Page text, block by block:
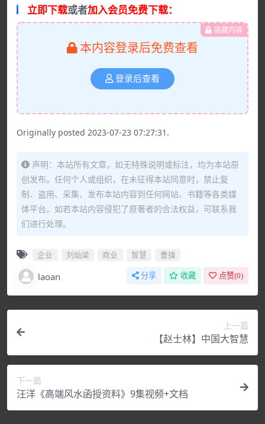
立即下载或者加入会员免费下载：
隐藏内容
本内容登录后免费查看
登录后查看
Originally posted 2023-07-23 07:27:31.
声明：本站所有文章，如无特殊说明或标注，均为本站原
创发布。任何个人或组织，在未征得本站同意时，禁止复
制、盗用、采集、发布本站内容到任何网站、书籍等各类媒
体平台。如若本站内容侵犯了原著者的合法权益，可联系我
们进行处理。
企业 刘灿梁 商业 智慧 曹操
laoan 分享 收藏 点赞(0)
上一篇
【赵士林】中国大智慧
下一篇
汪洋《高端风水函授资料》9集视频+文档